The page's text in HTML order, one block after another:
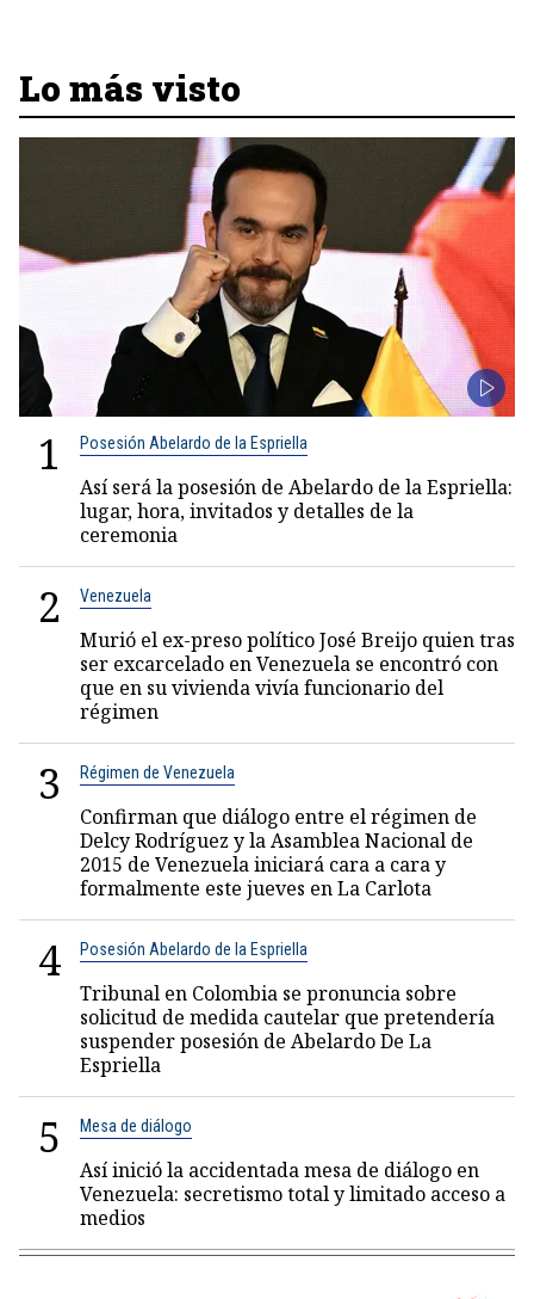
Lo más visto
1 Posesión Abelardo de la Espriella
Así será la posesión de Abelardo de la Espriella:
lugar, hora, invitados y detalles de la
ceremonia
2 Venezuela
Murió el ex-preso político José Breijo quien tras
ser excarcelado en Venezuela se encontró con
que en su vivienda vivía funcionario del
régimen
3 Régimen de Venezuela
Confirman que diálogo entre el régimen de
Delcy Rodríguez y la Asamblea Nacional de
2015 de Venezuela iniciará cara a cara y
formalmente este jueves en La Carlota
4 Posesión Abelardo de la Espriella
Tribunal en Colombia se pronuncia sobre
solicitud de medida cautelar que pretendería
suspender posesión de Abelardo De La
Espriella
5 Mesa de diálogo
Así inició la accidentada mesa de diálogo en
Venezuela: secretismo total y limitado acceso a
medios